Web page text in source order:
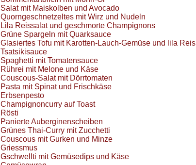
Salat mit Maiskolben und Avocado
Quorngeschnetzeltes mit Wirz und Nudeln
Lila Reissalat und geschmorte Champignons
Grüne Spargeln mit Quarksauce
Glasiertes Tofu mit Karotten-Lauch-Gemüse und lila Reis
Tsatsikisauce
Spaghetti mit Tomatensauce
Rührei mit Melone und Käse
Couscous-Salat mit Dörrtomaten
Pasta mit Spinat und Frischkäse
Erbsenpesto
Champignoncurry auf Toast
Rösti
Panierte Auberginenscheiben
Grünes Thai-Curry mit Zucchetti
Couscous mit Gurken und Minze
Griessmus
Gschwellti mit Gemüsedips und Käse